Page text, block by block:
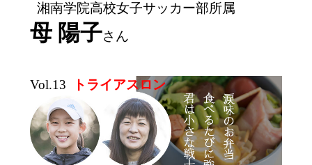
湘南学院高校女子サッカー部所属
母 陽子さん
Vol.13 トライアスロン